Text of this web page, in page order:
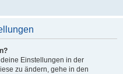
Einstellungen in der
zu ändern, gehe in den